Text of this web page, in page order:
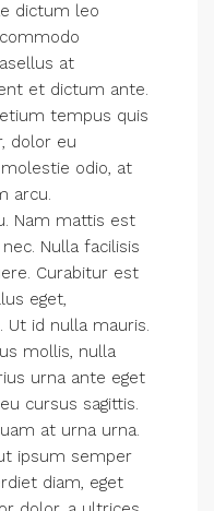
dictum leo
at
et dictum ante.
tempus quis
dolor eu
odio, at
arcu.
Nam mattis est
Nulla facilisis
Curabitur est
eget,
Ut id nulla mauris.
mollis, nulla
urna ante eget
cursus sagittis.
at urna urna.
ipsum semper
diam, eget